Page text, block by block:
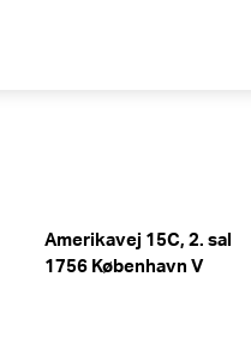
Amerikavej 15C, 2. sal
1756 København V